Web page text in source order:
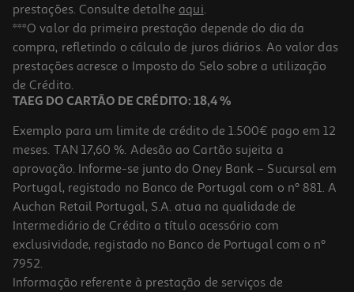
Comida Complete Versele Laga P/coelhos 1750g
11.99 €/Kg
20,98 €
prestações. Consulte detalhe aqui.
***O valor da primeira prestação depende do dia da
compra, refletindo o cálculo de juros diários. Ao valor das
prestações acresce o Imposto do Selo sobre a utilização
de Crédito.
TAEG DO CARTÃO DE CRÉDITO: 18,4 %
Exemplo para um limite de crédito de 1.500€ pago em 12
meses. TAN 17,60 %. Adesão ao Cartão sujeita a
aprovação. Informe-se junto do Oney Bank – Sucursal em
Portugal, registado no Banco de Portugal com o nº 881. A
Auchan Retail Portugal, S.A. atua na qualidade de
Intermediário de Crédito a título acessório com
exclusividade, registado no Banco de Portugal com o nº
7952.
Informação referente à prestação de serviços de